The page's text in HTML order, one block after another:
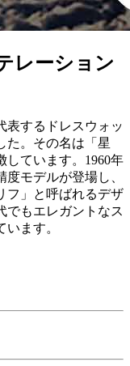
レーション
表するドレスウォッ
た。その名は「星
しています。1960年
モデルが登場し、
フ」と呼ばれるデザ
でもエレガントなス
ます。